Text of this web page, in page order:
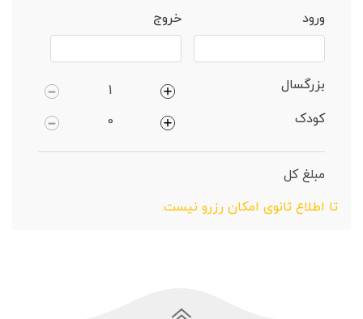
ورود
خروج
بزرگسال
کودک
مبلغ کل
تا اطلاع ثانوی امکان رزرو نیست.